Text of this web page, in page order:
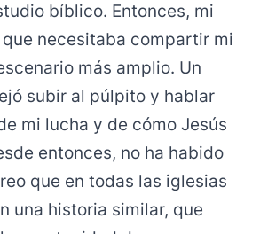
bíblico. Entonces, mi
necesitaba compartir mi
más amplio. Un
subir al púlpito y hablar
mi lucha y de cómo Jesús
entonces, no ha habido
que en todas las iglesias
una historia similar, que